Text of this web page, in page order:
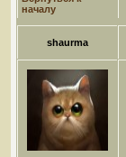
началу
shaurma